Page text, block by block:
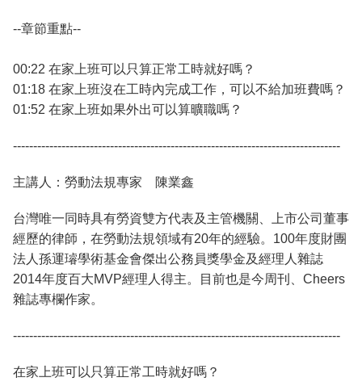
--章節重點--
00:22 在家上班可以只算正常工時就好嗎？
01:18 在家上班沒在工時內完成工作，可以不給加班費嗎？
01:52 在家上班如果外出可以算曠職嗎？
---------------------------------------------------------------------------------
主講人：勞動法規專家 陳業鑫
台灣唯一同時具有勞資雙方代表及主管機關、上市公司董事
經歷的律師，在勞動法規領域有20年的經驗。100年度財團
法人孫運璿學術基金會傑出公務員獎學金及經理人雜誌
2014年度百大MVP經理人得主。目前也是今周刊、Cheers
雜誌專欄作家。
---------------------------------------------------------------------------------
在家上班可以只算正常工時就好嗎？